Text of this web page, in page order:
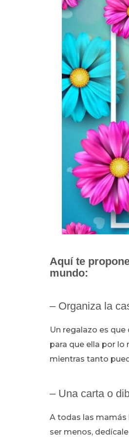
Aquí te
mundo:
– Organiza la
Un regalazo es
para que ella por lo
mientras tanto
– Una carta o
A todas las mamás
ser menos,